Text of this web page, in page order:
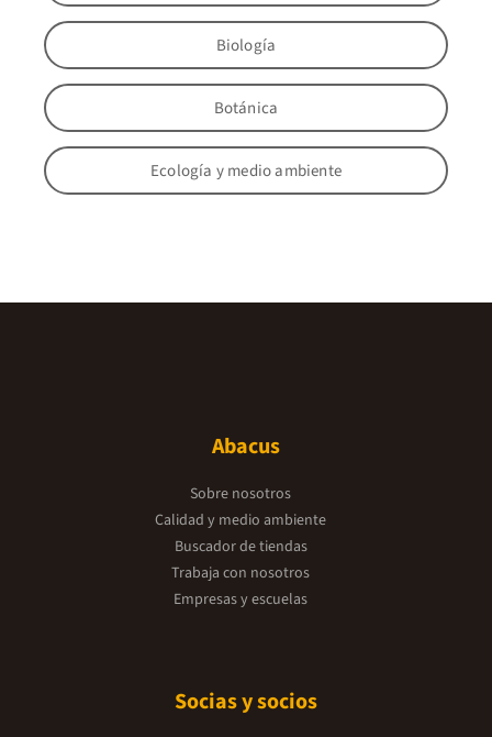
Biología
Botánica
Ecología y medio ambiente
Abacus
Sobre nosotros
Calidad y medio ambiente
Buscador de tiendas
Trabaja con nosotros
Empresas y escuelas
Socias y socios